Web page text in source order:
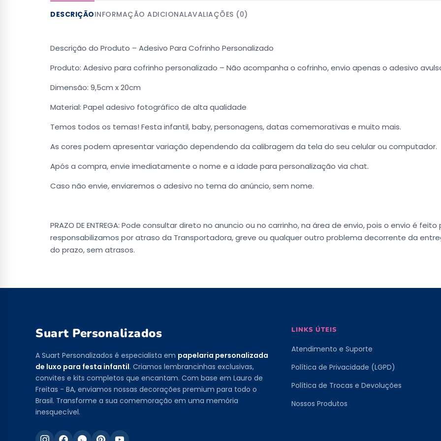
DESCRIÇÃOINFORMAÇÃO ADICIONALAVALIAÇÕES (0)
Descrição do Produto – Adesivo Para Cofrinho Personalizado
Produto: Adesivo para cofrinho personalizado – Não acompanha o cofrinho, envio apenas o adesivo
Dimensão: 9,5cm x 20cm
Material: Papel adesivo fotográfico de alta qualidade
Temos todos os temas! Festa infantil, baby, personagens, datas comemorativas e muito mais.
As cores podem apresentar variação dependendo da calibragem da tela do seu celular ou computador.
Após a compra, envie imediatamente o nome e a idade para personalização via chat.
Caso não envie, enviaremos o adesivo no tema do anúncio, sem nome.
PRAZO DE ENTREGA: Pode consultar direto no anuncio ou no carrinho, na área de envio, pois o envio é
responsabilizamos por atraso da Transportadora, greve ou qualquer outro problema decorrente da
do prazo, sem atrasos.
Suart Personalizados
A Suart Personalizados é especialista em papelaria personalizada
de luxo para festa infantil. Criamos lembrancinhas exclusivas,
convites e kits completos que encantam. Com base em Lauro de
Freitas - BA, enviamos nossas decorações premium para todo o
Brasil. Transforme a sua comemoração em uma memória
inesquecível.
LINKS ÚTEIS
Atendimento e Suporte
Política de Privacidade (LGPD)
Política de Trocas e Devoluções
Nossos Produtos